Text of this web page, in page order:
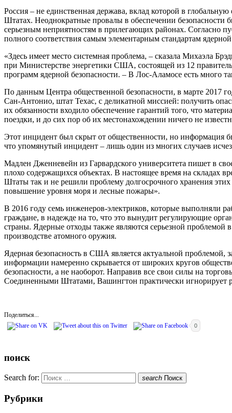
Россия – не единственная держава, вклад которой в
Штатах. Неоднократные провалы в обеспечении
серьезным неприятностям в прилегающих районах. Согласно
полного соответствия самым элементарным стандартам ядерной
«Здесь имеет место системная проблема, – сказала Михаэла
при Министерстве энергетики США, состоящей из 12
программ ядерной безопасности. – В Лос-Аламосе есть много
По данным Центра общественной безопасности, в марте 2017
Сан-Антонио, штат Техас, с деликатной миссией: получить
их обязанности входило обеспечение гарантий того, что
поездки, и до сих пор об их местонахождении ничего не
Этот инцидент был скрыт от общественности, но информация
что упомянутый инцидент – лишь один из многих случаев
Мадлен Дженневейн из Гарвардского университета пишет в
плохо содержащихся объектах. В настоящее время на складах
Штаты так и не решили проблему долгосрочного хранения этих
повышение уровня моря и лесные пожары».
В 2016 году семь инженеров-электриков, которые выполняли
граждане, в надежде на то, что это вынудит регулирующие
страны. Ядерные отходы также являются серьезной
производстве атомного оружия.
Ядерная безопасность в США является актуальной
информации намеренно скрывается от широких кругов
безопасности, а не наоборот. Направив все свои силы на
Соединенными Штатами, Вашингтон практически игнорирует
Поделиться...
0
поиск
Search for: search Поиск
Рубрики